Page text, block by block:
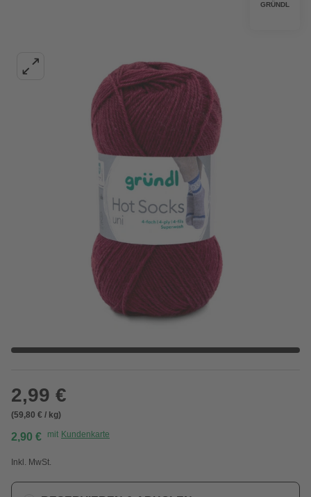
GRÜNDL
2,99 €
(59,80 € / kg)
2,90 € mit Kundenkarte
Inkl. MwSt.